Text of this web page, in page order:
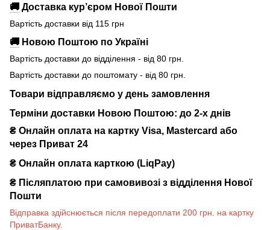
🚚 Доставка кур’єром Нової Пошти
Вартість доставки від 115 грн
🚚 Новою Поштою по Україні
Вартість доставки до відділення - від 80 грн.
Вартість доставки до поштомату - від 80 грн.
Товари відправляємо у день замовлення
Терміни доставки Новою Поштою: до 2-х днів
₴ Онлайн оплата на картку Visa, Mastercard або
через Приват 24
₴ Онлайн оплата карткою (LiqPay)
₴ Післяплатою при самовивозі з відділення Нової
Пошти
Відправка здійснюється після передоплати 200 грн. на картку
ПриватБанку.